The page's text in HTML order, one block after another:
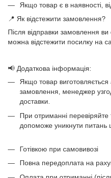
Якщо товар є в наявності,
📍 Як відстежити замовлення?
Після відправки замовлення
можна відстежити посилку на
📢 Додаткова інформація:
Якщо товар виготовляється
замовлення, менеджер
доставки.
При отриманні перевіряйте
допоможе уникнути питань
Готівкою при самовивозі
Повна передоплата на